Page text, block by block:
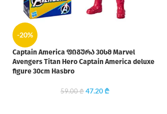
-20%
Captain America ფიგურა 30სმ Marvel
Avengers Titan Hero Captain America deluxe
figure 30cm Hasbro
59.00₾ 47.20₾